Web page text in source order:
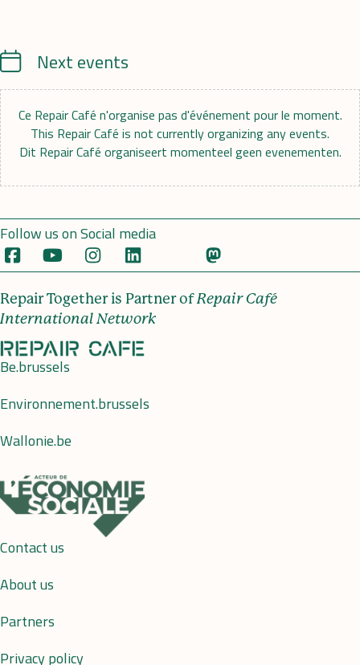
CalendrierNext events
Ce Repair Café n'organise pas d'événement pour le moment.
This Repair Café is not currently organizing any events.
Dit Repair Café organiseert momenteel geen evenementen.
Follow us on Social media
Repair Together is Partner ofRepair Café
International Network
Be.brussels
Environnement.brussels
Wallonie.be
Contact us
About us
Partners
Privacy policy